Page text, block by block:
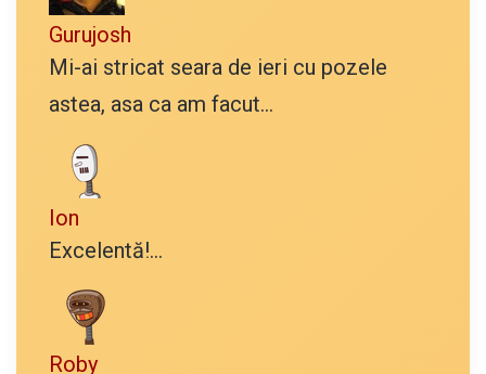
Gurujosh
Mi-ai stricat seara de ieri cu pozele
astea, asa ca am facut...
Ion
Excelentă!...
Roby